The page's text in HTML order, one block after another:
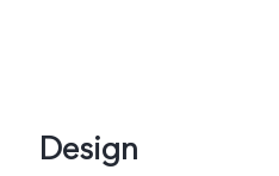
Design